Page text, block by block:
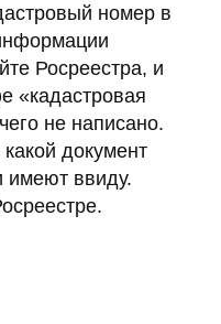
номер в
Росреестра, и
«кадастровая
не написано.
документ
имеют ввиду.